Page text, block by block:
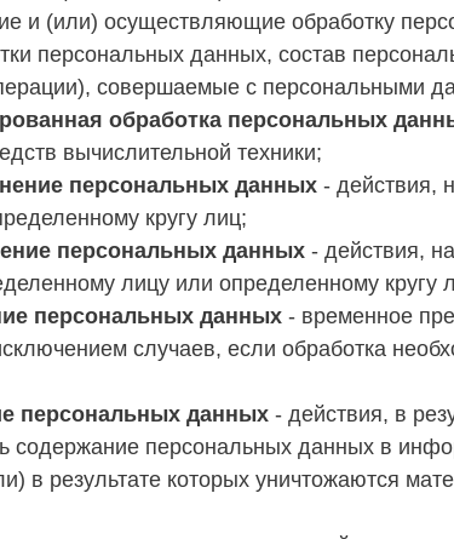
и (или) осуществляющие обработку
персональных данных, состав
совершаемые с персональными
обработка персональных
вычислительной техники;
персональных данных - действия,
кругу лиц;
персональных данных - действия,
лицу или определенному кругу
персональных данных - временное
случаев, если обработка
персональных данных - действия, в
содержание персональных данных в
в результате которых уничтожаются